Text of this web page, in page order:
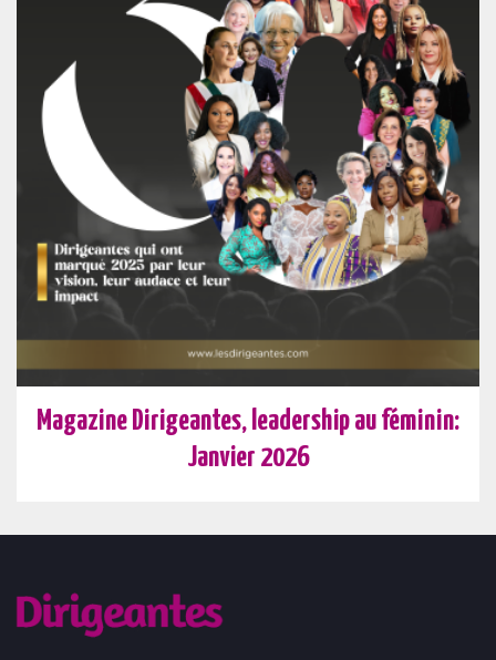
Magazine Dirigeantes, leadership au féminin:
Janvier 2026